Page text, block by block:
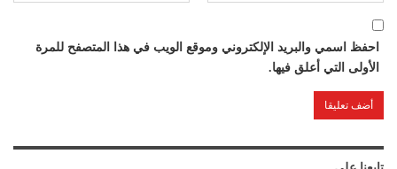
احفظ اسمي والبريد الإلكتروني وموقع الويب في هذا المتصفح للمرة
الأولى التي أعلق فيها.